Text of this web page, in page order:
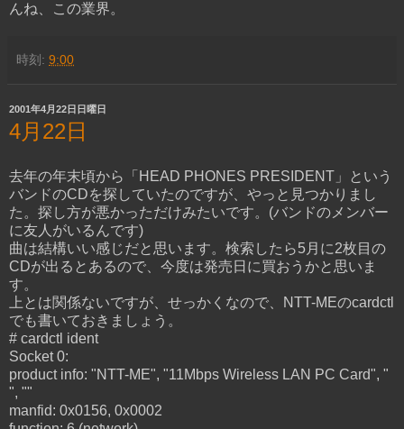
んね、この業界。
時刻: 9:00
2001年4月22日日曜日
4月22日
去年の年末頃から「HEAD PHONES PRESIDENT」という
バンドのCDを探していたのですが、やっと見つかりまし
た。探し方が悪かっただけみたいです。(バンドのメンバー
に友人がいるんです)
曲は結構いい感じだと思います。検索したら5月に2枚目の
CDが出るとあるので、今度は発売日に買おうかと思いま
す。
上とは関係ないですが、せっかくなので、NTT-MEのcardctl
でも書いておきましょう。
# cardctl ident
Socket 0:
product info: "NTT-ME", "11Mbps Wireless LAN PC Card", "
", ""
manfid: 0x0156, 0x0002